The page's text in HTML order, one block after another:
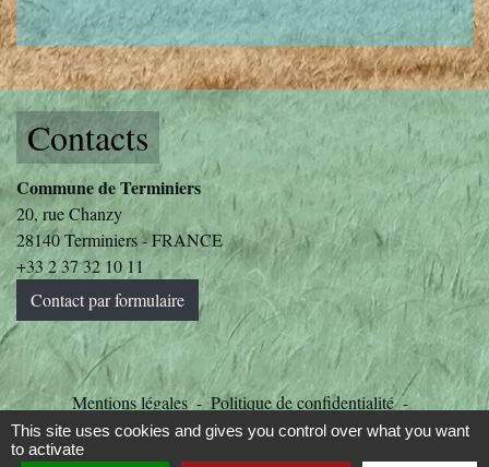
Contacts
Commune de Terminiers
20, rue Chanzy
28140 Terminiers - FRANCE
+33 2 37 32 10 11
Contact par formulaire
Mentions légales - Politique de confidentialité -
Accessibilité - Plan du site - Gestion des cookies
This site uses cookies and gives you control over what you want
to activate